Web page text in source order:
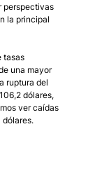
perspectivas
la principal
tasas
una mayor
ruptura del
dólares,
ver caídas